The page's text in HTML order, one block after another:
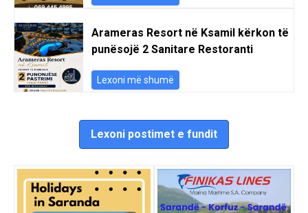
Arameras Resort në Ksamil kërkon të
punësojë 2 Sanitare Restoranti
Lexoni më shumë
Lexoni postimet e fundit